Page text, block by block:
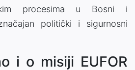
procesima u Bosni i
politički i sigurnosni
i o misiji EUFOR